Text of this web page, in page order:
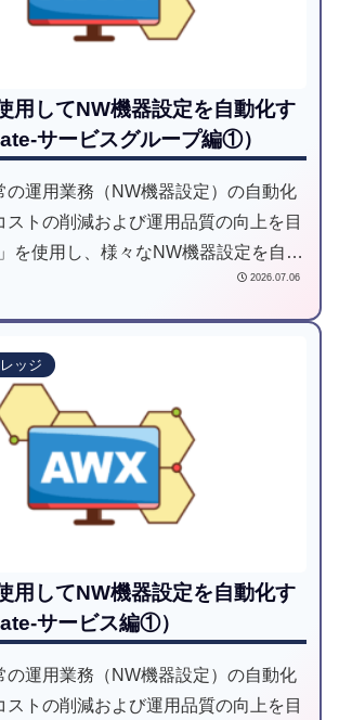
用してNW機器設定を自動化す
サービスグループ編①）
の運用業務（NW機器設定）の自動化
ストの削減および運用品質の向上を目
を使用し、様々なNW機器設定を自動
2026.07.06
ッジ
用してNW機器設定を自動化す
サービス編①）
の運用業務（NW機器設定）の自動化
ストの削減および運用品質の向上を目